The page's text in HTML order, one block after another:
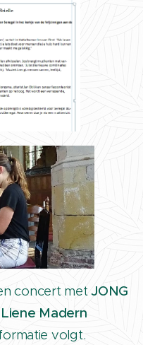
concert metJONG
Liene Madern
volgt.